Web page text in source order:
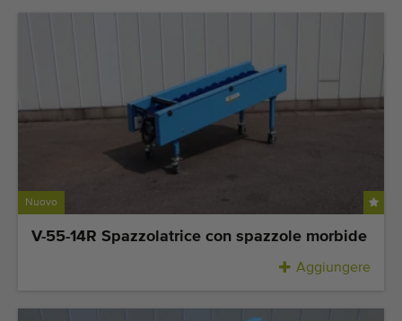
Contatto
Personale competente
Nuovo
V-55-14R Spazzolatrice con spazzole morbide
Aggiungere